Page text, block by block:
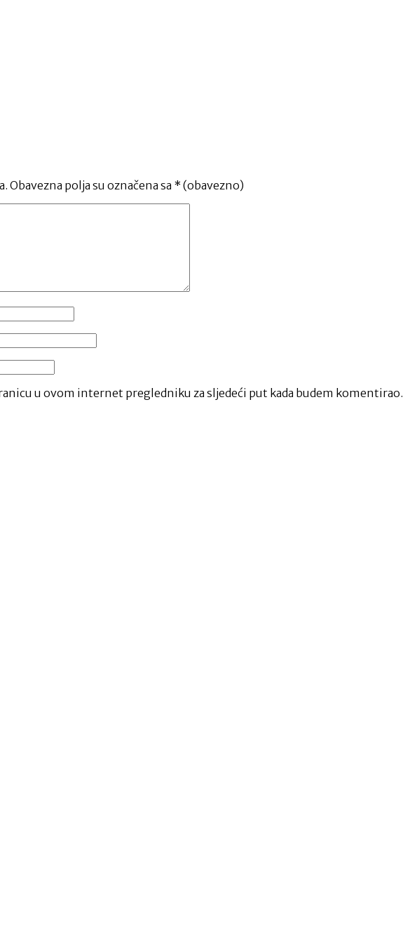
Obavezna polja su označena sa * (obavezno)
u ovom internet pregledniku za sljedeći put kada budem komentirao.